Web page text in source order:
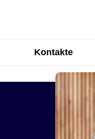
Kontakte